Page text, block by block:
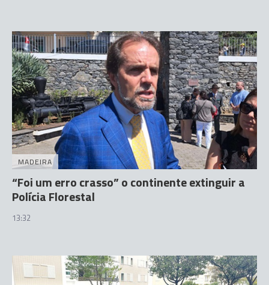
MADEIRA
“Foi um erro crasso” o continente extinguir a
Polícia Florestal
13:32